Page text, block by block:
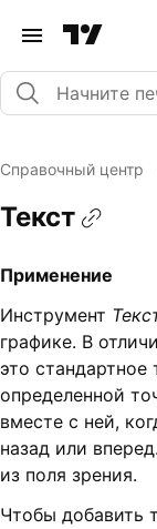
Справочный центр
Текст
Применение
Инструмент
графике. В
это стандартное
определенной
вместе с ней,
назад или
из поля зрения.
Чтобы добавить